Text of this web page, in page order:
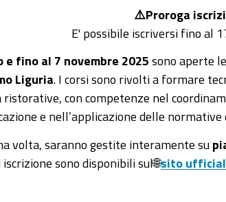
⚠️Proroga
E' possibile iscriversi fino al
e fino al 7 novembre 2025 sono aperte le
Liguria . I corsi sono rivolti a formare
con competenze nel
e nell’applicazione delle
volta, saranno gestite interamente su
sono disponibili sul🌐sito